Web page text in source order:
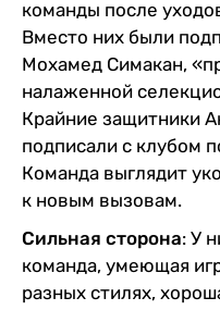
команды после
Вместо них были
Мохамед Симакан,
налаженной
Крайние защитники
подписали с клубом
Команда выглядит
к новым вызовам.
Сильная сторона: У
команда, умеющая
разных стилях,